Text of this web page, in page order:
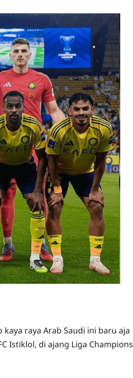
kaya raya Arab Saudi ini baru aja
Istiklol, di ajang Liga Champions